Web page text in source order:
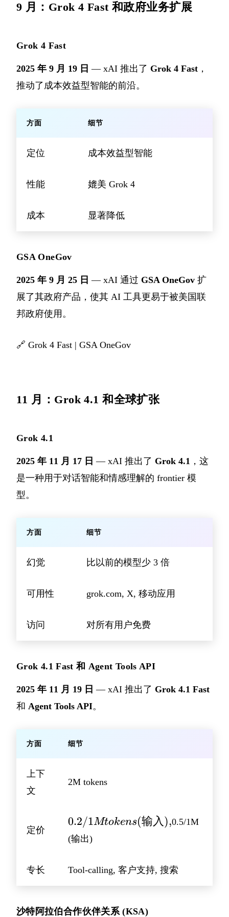
9 月：Grok 4 Fast 和政府业务扩展
Grok 4 Fast
2025 年 9 月 19 日 — xAI 推出了 Grok 4 Fast ，
推动了成本效益型智能的前沿。
方面 细节
定位 成本效益型智能
性能 媲美 Grok 4
成本 显著降低
GSA OneGov
2025 年 9 月 25 日 — xAI 通过 GSA OneGov 扩
展了其政府产品，使其 AI 工具更易于被美国联
邦政府使用。
🔗 Grok 4 Fast | GSA OneGov
11 月：Grok 4.1 和全球扩张
Grok 4.1
2025 年 11 月 17 日 — xAI 推出了 Grok 4.1 ，这
是一种用于对话智能和情感理解的 frontier 模
型。
方面 细节
幻觉 比以前的模型少 3 倍
可用性 grok.com, X, 移动应用
访问 对所有用户免费
Grok 4.1 Fast 和 Agent Tools API
2025 年 11 月 19 日 — xAI 推出了 Grok 4.1 Fast
和 Agent Tools API。
方面 细节
上下
文
2M tokens
定价
0.2/1M
tokens
(输入),
0.2/1Mtokens(输入),0.5/1M
(输出)
专长 Tool-calling, 客户支持, 搜索
沙特阿拉伯合作伙伴关系 (KSA)